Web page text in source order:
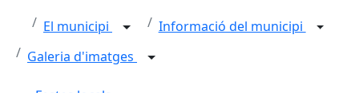
El municipi
Informació del municipi
Galeria d'imatges